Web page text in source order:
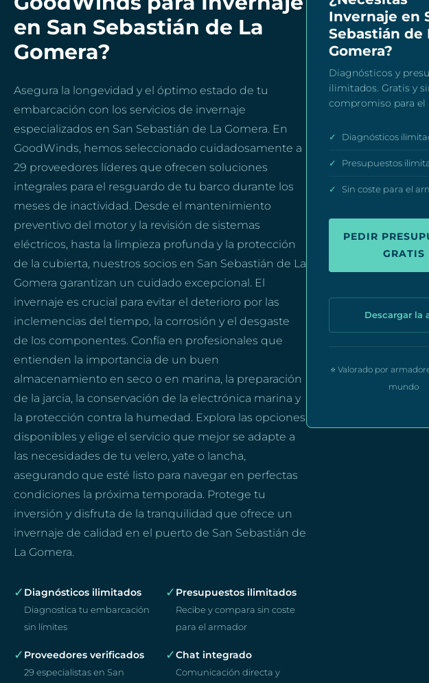
en San Sebastián de La
Gomera?
Asegura la longevidad y el óptimo estado de tu
embarcación con los servicios de invernaje
especializados en San Sebastián de La Gomera. En
GoodWinds, hemos seleccionado cuidadosamente a
29 proveedores líderes que ofrecen soluciones
integrales para el resguardo de tu barco durante los
meses de inactividad. Desde el mantenimiento
preventivo del motor y la revisión de sistemas
eléctricos, hasta la limpieza profunda y la protección
de la cubierta, nuestros socios en San Sebastián de La
Gomera garantizan un cuidado excepcional. El
invernaje es crucial para evitar el deterioro por las
inclemencias del tiempo, la corrosión y el desgaste
de los componentes. Confía en profesionales que
entienden la importancia de un buen
almacenamiento en seco o en marina, la preparación
de la jarcia, la conservación de la electrónica marina y
la protección contra la humedad. Explora las opciones
disponibles y elige el servicio que mejor se adapte a
las necesidades de tu velero, yate o lancha,
asegurando que esté listo para navegar en perfectas
condiciones la próxima temporada. Protege tu
inversión y disfruta de la tranquilidad que ofrece un
invernaje de calidad en el puerto de San Sebastián de
La Gomera.
✓ Diagnósticos ilimitados
Diagnostica tu embarcación
sin límites
✓ Presupuestos ilimitados
Recibe y compara sin coste
para el armador
✓ Proveedores verificados
29 especialistas en San
✓Chat integrado
Comunicación directa y
Invernaje en
Sebastián de
Gomera?
Diagnósticos y
ilimitados. Gratis y
compromiso para el
✓ Diagnósticos
✓ Presupuestos
✓ Sin coste para el
PEDIR
GRATIS
Descargar la
⭐ Valorado por
mundo